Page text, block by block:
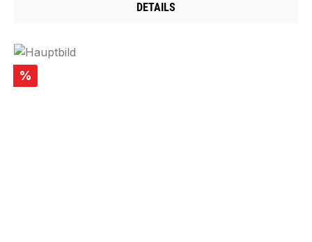
DETAILS
Rabatt
%